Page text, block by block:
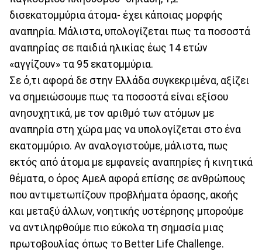
δισεκατομμύρια άτομα- έχει κάποιας μορφής
αναπηρία. Μάλιστα, υπολογίζεται πως τα ποσοστά
αναπηρίας σε παιδιά ηλικίας έως 14 ετών
«αγγίζουν» τα 95 εκατομμύρια.
Σε ό,τι αφορά δε στην Ελλάδα συγκεκριμένα, αξίζει
να σημειώσουμε πως τα ποσοστά είναι εξίσου
ανησυχητικά, με τον αριθμό των ατόμων με
αναπηρία στη χώρα μας να υπολογίζεται στο ένα
εκατομμύριο. Αν αναλογιστούμε, μάλιστα, πως
εκτός από άτομα με εμφανείς αναπηρίες ή κινητικά
θέματα, ο όρος ΑμεΑ αφορά επίσης σε ανθρώπους
που αντιμετωπίζουν προβλήματα όρασης, ακοής
και μεταξύ άλλων, νοητικής υστέρησης μπορούμε
να αντιληφθούμε πιο εύκολα τη σημασία μιας
πρωτοβουλίας όπως το Better Life Challenge.